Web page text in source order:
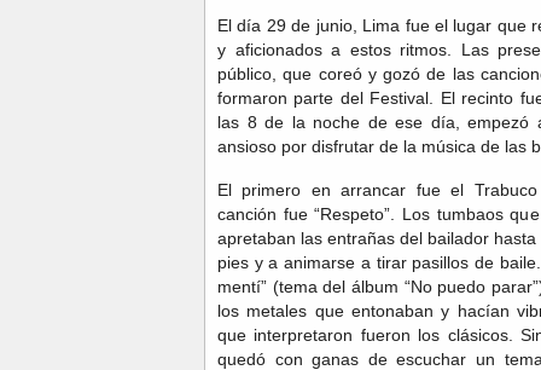
El día 29 de junio, Lima fue el lugar que
y aficionados a estos ritmos. Las
público, que coreó y gozó de las
formaron parte del Festival. El recinto
las 8 de la noche de ese día, empezó
ansioso por disfrutar de la música de las
El primero en arrancar fue el
canción fue “Respeto”. Los tumbaos
apretaban las entrañas del bailador
pies y a animarse a tirar pasillos de
mentí” (tema del álbum “No puedo
los metales que entonaban y hacían
que interpretaron fueron los clásicos.
quedó con ganas de escuchar un